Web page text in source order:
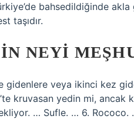
bahsedildiğinde
taşıdır.
NEYI
gidenlere veya ikinci kez
kruvasan yedin mi,
… Sufle. … 6. Rococo.